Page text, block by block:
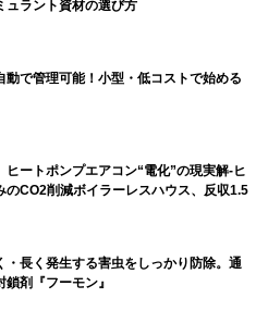
ュラント資材の選び方
動で管理可能！小型・低コストで始める
ヒートポンプエアコン“電化”の現実解-ヒ
のCO2削減ボイラーレスハウス、反収1.5
・長く発生する害虫をしっかり防除。通
剤『フーモン』